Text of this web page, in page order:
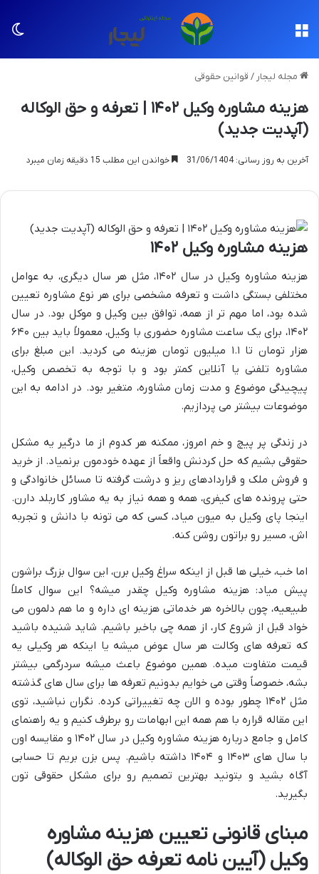
مجله لیجار / قوانین حقوقی
هزینه مشاوره وکیل ۱۴۰۲ | تعرفه و حق الوکاله
(آپدیت جدید)
آخرین به روز رسانی: 31/06/1404 خواندن این مطلب 15 دقیقه زمان میبرد
هزینه مشاوره وکیل ۱۴۰۲
هزینه مشاوره وکیل در سال ۱۴۰۲، مثل هر سال دیگری، به عوامل
مختلفی بستگی داشت و تعرفه مشخصی برای هر نوع مشاوره تعیین
شده بود، اما مهم تر از همه، توافق بین وکیل و موکل بود. در سال
۱۴۰۲، برای یک ساعت مشاوره حضوری با وکیل، معمولاً باید بین ۶۴۰
هزار تومان تا ۱.۱ میلیون تومان هزینه می کردید. این مبلغ برای
مشاوره تلفنی یا آنلاین کمتر بود و با توجه به تخصص وکیل،
پیچیدگی موضوع و مدت زمان مشاوره، متغیر بود. در ادامه به این
موضوعات بیشتر می پردازیم.
در زندگی پر پیچ و خم امروز، ممکنه هر کدوم از ما درگیر یه مشکل
حقوقی بشیم که حل کردنش واقعاً از عهده خودمون برنمیاد. از خرید
و فروش ملک و قراردادهای ریز و درشت گرفته تا مسائل خانوادگی و
حتی پرونده های کیفری، همه و همه نیاز به یه مشاور کاربلد دارن.
اینجا پای وکیل به میون میاد، کسی که می تونه با دانش و تجربه
اش، مسیر رو براتون روشن کنه.
اما خب، خیلی ها قبل از اینکه سراغ وکیل برن، این سوال بزرگ براشون
پیش میاد: هزینه مشاوره وکیل چقدر میشه؟ این سوال کاملاً
طبیعیه، چون بالاخره هر خدماتی هزینه ای داره و ما هم دلمون می
خواد قبل از شروع کار، از همه چی باخبر باشیم. شاید شنیده باشید
که تعرفه های وکالت هر سال عوض میشه یا اینکه هر وکیلی یه
قیمت متفاوت میده. همین موضوع باعث میشه سردرگمی بیشتر
بشه، خصوصاً وقتی می خوایم بدونیم تعرفه ها برای سال های گذشته
مثل ۱۴۰۲ چطور بوده و الان چه تغییراتی کرده. نگران نباشید، توی
این مقاله قراره با هم همه این ابهامات رو برطرف کنیم و یه راهنمای
کامل و جامع درباره هزینه مشاوره وکیل در سال ۱۴۰۲ و مقایسه اون
با سال های ۱۴۰۳ و ۱۴۰۴ داشته باشیم. پس بزن بریم تا حسابی
آگاه بشید و بتونید بهترین تصمیم رو برای مشکل حقوقی تون
بگیرید.
مبنای قانونی تعیین هزینه مشاوره
وکیل (آیین نامه تعرفه حق الوکاله)